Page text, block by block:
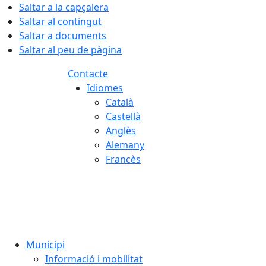
Saltar a la capçalera
Saltar al contingut
Saltar a documents
Saltar al peu de pàgina
Contacte
Idiomes
Català
Castellà
Anglès
Alemany
Francès
Municipi
Informació i mobilitat